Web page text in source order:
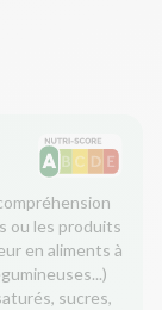
ou les produits
en aliments à
sucres,